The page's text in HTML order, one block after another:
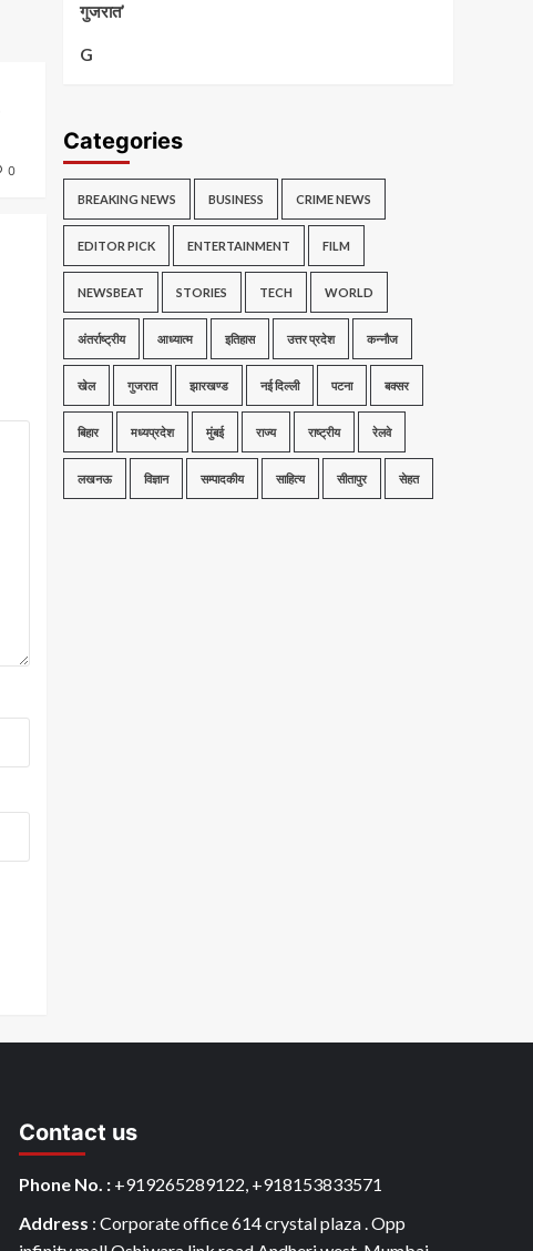
0
गुजरात’
G
Categories
BREAKING NEWS BUSINESS CRIME NEWS
EDITOR PICK ENTERTAINMENT FILM
NEWSBEAT STORIES TECH WORLD
अंतर्राष्ट्रीय आध्यात्म इतिहास उत्तर प्रदेश कन्नौज
खेल गुजरात झारखण्ड नई दिल्ली पटना बक्सर
बिहार मध्यप्रदेश मुंबई राज्य राष्ट्रीय रेलवे
लखनऊ विज्ञान सम्पादकीय साहित्य सीतापुर सेहत
Contact us
Phone No. : +919265289122, +918153833571
Address : Corporate office 614 crystal plaza . Opp